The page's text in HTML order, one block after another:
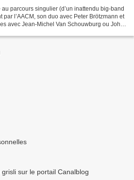
parcours singulier (d’un inattendu big-band
l’AACM, son duo avec Peter Brötzmann et
avec Jean-Michel Van Schouwburg ou John
sur le portail Canalblog